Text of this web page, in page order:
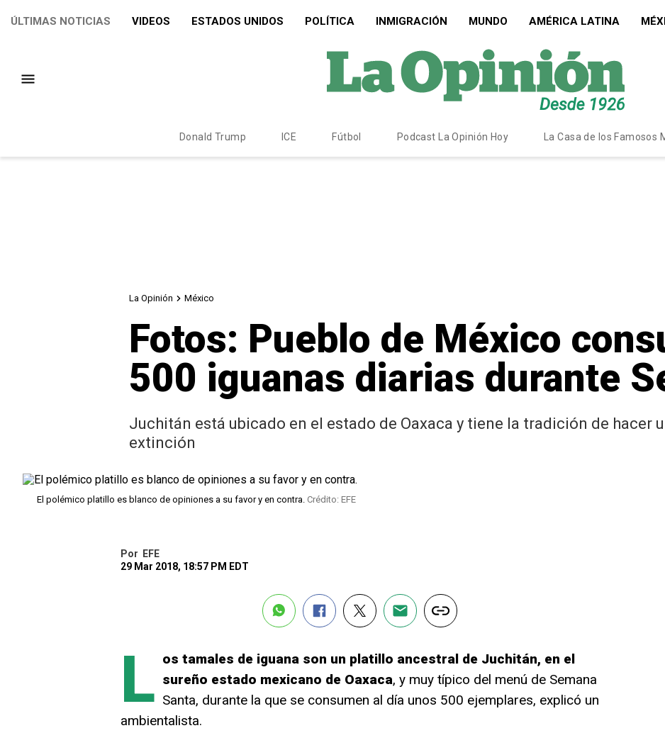
ÚLTIMAS NOTICIAS VIDEOS ESTADOS UNIDOS POLÍTICA INMIGRACIÓN MUNDO AMÉRICA LATINA
Donald Trump ICE Fútbol Podcast La Opinión Hoy La Casa de los Famosos
La Opinión México
Fotos: Pueblo de México
500 iguanas diarias durante
Juchitán está ubicado en el estado de Oaxaca y tiene la tradición de hacer
extinción
El polémico platillo es blanco de opiniones a su favor y en contra. Crédito: EFE
Por
EFE
29 Mar 2018, 18:57 PM EDT
L os tamales de iguana son un platillo ancestral de Juchitán, en el
sureño estado mexicano de Oaxaca, y muy típico del menú de Semana
Santa, durante la que se consumen al día unos 500 ejemplares, explicó un
ambientalista.